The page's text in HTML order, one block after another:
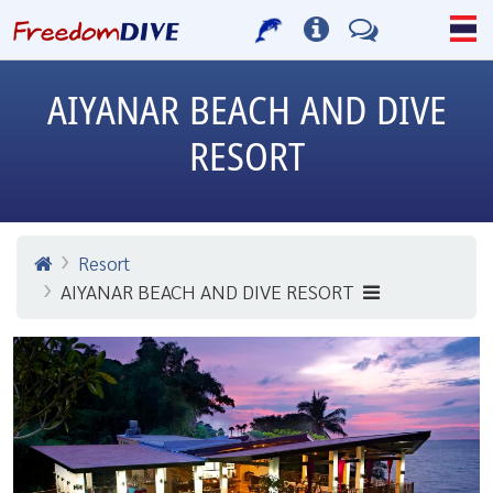
AIYANAR BEACH AND DIVE
RESORT
Resort
AIYANAR BEACH AND DIVE RESORT